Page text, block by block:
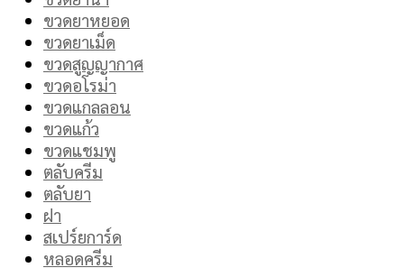
ขวดยาหยอด
ขวดยาเม็ด
ขวดสูญญากาศ
ขวดอโรม่า
ขวดแกลลอน
ขวดแก้ว
ขวดแชมพู
ตลับครีม
ตลับยา
ฝา
สเปร์ยการ์ด
หลอดครีม